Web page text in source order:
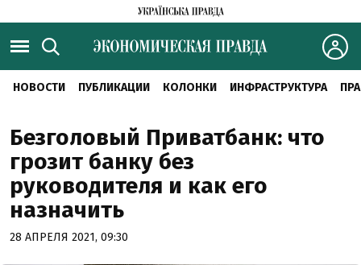
НОВОСТИ ПУБЛИКАЦИИ КОЛОНКИ ИНФРАСТРУКТУРА
Безголовый Приватбанк: что
грозит банку без
руководителя и как его
назначить
28 АПРЕЛЯ 2021, 09:30